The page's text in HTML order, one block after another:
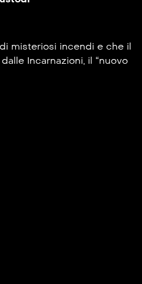
misteriosi incendi e che il
Incarnazioni, il “nuovo